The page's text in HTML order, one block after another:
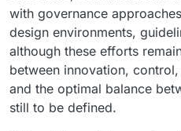
with governance
design environments,
although these efforts
between innovation,
and the optimal balance
still to be defined.